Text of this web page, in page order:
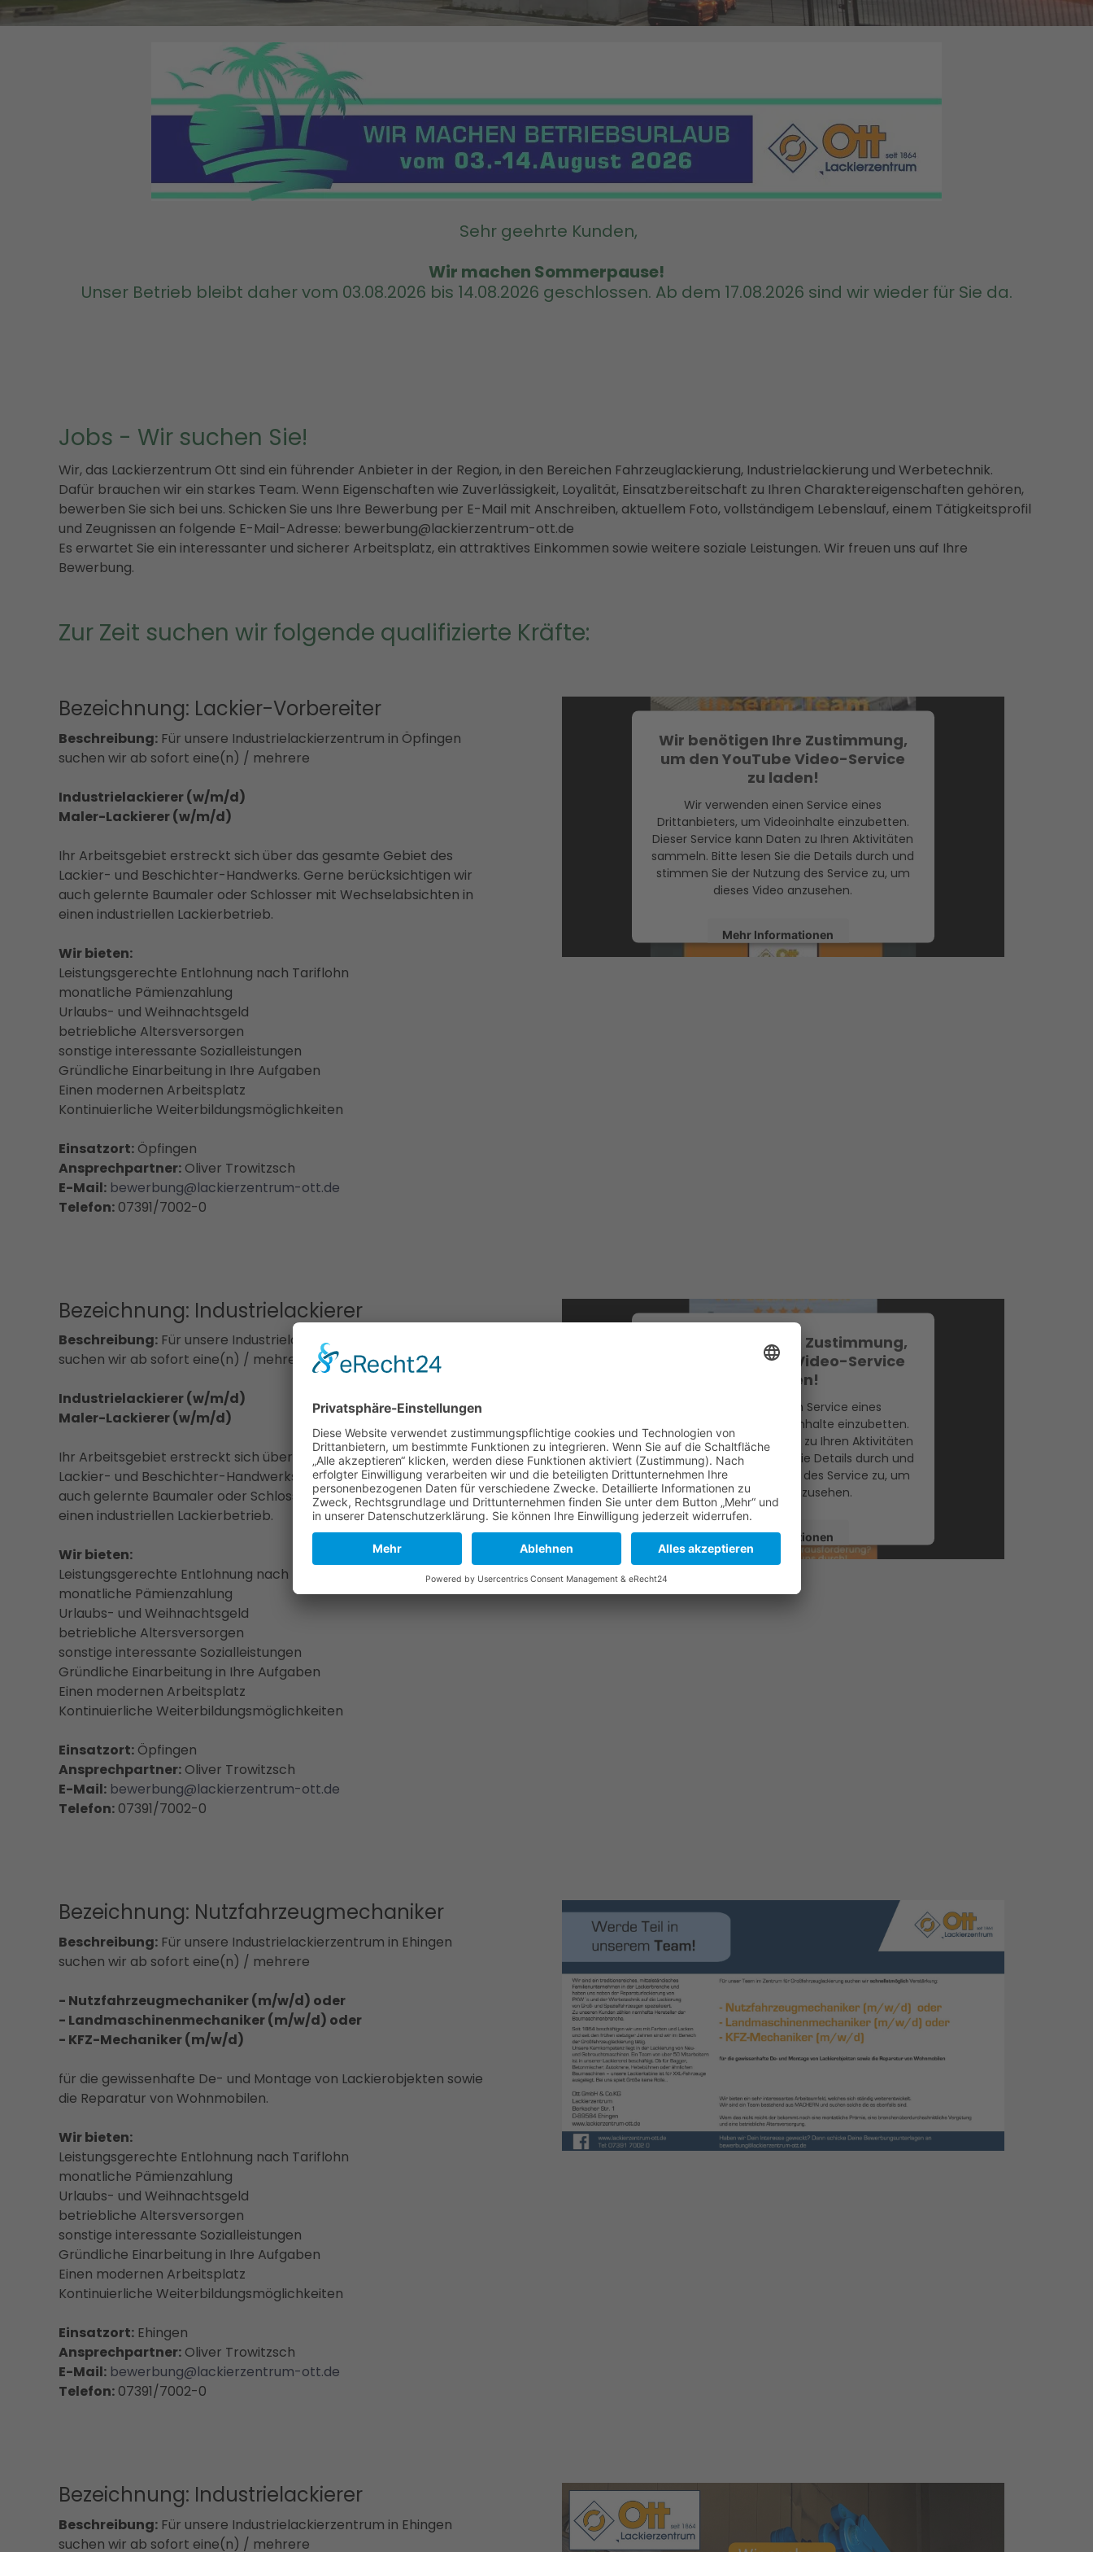
Sehr geehrte Kunden,
Wir machen Sommerpause!
Unser Betrieb bleibt daher vom 03.08.2026 bis 14.08.2026 geschlossen. Ab dem 17.08.2026 sind wir wieder für Sie da.
Jobs - Wir suchen Sie!
Wir, das Lackierzentrum Ott sind ein führender Anbieter in der Region, in den Bereichen Fahrzeuglackierung, Industrielackierung und Werbetechnik.
Dafür brauchen wir ein starkes Team. Wenn Eigenschaften wie Zuverlässigkeit, Loyalität, Einsatzbereitschaft zu Ihren Charaktereigenschaften gehören,
bewerben Sie sich bei uns. Schicken Sie uns Ihre Bewerbung per E-Mail mit Anschreiben, aktuellem Foto, vollständigem Lebenslauf, einem Tätigkeitsprofil
und Zeugnissen an folgende E-Mail-Adresse: bewerbung@lackierzentrum-ott.de
Es erwartet Sie ein interessanter und sicherer Arbeitsplatz, ein attraktives Einkommen sowie weitere soziale Leistungen. Wir freuen uns auf Ihre
Bewerbung.
Zur Zeit suchen wir folgende qualifizierte Kräfte:
Bezeichnung: Lackier-Vorbereiter
Beschreibung: Für unsere Industrielackierzentrum in Öpfingen
suchen wir ab sofort eine(n) / mehrere
Industrielackierer (w/m/d)
Maler-Lackierer (w/m/d)
Ihr Arbeitsgebiet erstreckt sich über das gesamte Gebiet des
Lackier- und Beschichter-Handwerks. Gerne berücksichtigen wir
auch gelernte Baumaler oder Schlosser mit Wechselabsichten in
einen industriellen Lackierbetrieb.
Wir bieten:
Leistungsgerechte Entlohnung nach Tariflohn
monatliche Pämienzahlung
Urlaubs- und Weihnachtsgeld
betriebliche Altersversorgen
sonstige interessante Sozialleistungen
Gründliche Einarbeitung in Ihre Aufgaben
Einen modernen Arbeitsplatz
Kontinuierliche Weiterbildungsmöglichkeiten
Einsatzort: Öpfingen
Ansprechpartner: Oliver Trowitzsch
E-Mail: bewerbung@lackierzentrum-ott.de
Telefon: 07391/7002-0
Wir benötigen Ihre Zustimmung,
um den YouTube Video-Service
zu laden!
Wir verwenden einen Service eines
Drittanbieters, um Videoinhalte einzubetten.
Dieser Service kann Daten zu Ihren Aktivitäten
sammeln. Bitte lesen Sie die Details durch und
stimmen Sie der Nutzung des Service zu, um
dieses Video anzusehen.
Mehr Informationen
Bezeichnung: Industrielackierer
Beschreibung: Für unsere Industrielackierzentrum in Ehingen
suchen wir ab sofort eine(n) / mehrere
Industrielackierer (w/m/d)
Maler-Lackierer (w/m/d)
Ihr Arbeitsgebiet erstreckt sich über das gesamte Gebiet des
Lackier- und Beschichter-Handwerks. Gerne berücksichtigen wir
auch gelernte Baumaler oder Schlosser mit Wechselabsichten in
einen industriellen Lackierbetrieb.
Wir bieten:
Leistungsgerechte Entlohnung nach Tariflohn
monatliche Pämienzahlung
Urlaubs- und Weihnachtsgeld
betriebliche Altersversorgen
sonstige interessante Sozialleistungen
Gründliche Einarbeitung in Ihre Aufgaben
Einen modernen Arbeitsplatz
Kontinuierliche Weiterbildungsmöglichkeiten
Einsatzort: Öpfingen
Ansprechpartner: Oliver Trowitzsch
E-Mail: bewerbung@lackierzentrum-ott.de
Telefon: 07391/7002-0
Wir benötigen Ihre Zustimmung,
um den YouTube Video-Service
zu laden!
Wir verwenden einen Service eines
Drittanbieters, um Videoinhalte einzubetten.
Dieser Service kann Daten zu Ihren Aktivitäten
sammeln. Bitte lesen Sie die Details durch und
stimmen Sie der Nutzung des Service zu, um
dieses Video anzusehen.
Mehr Informationen
Bezeichnung: Nutzfahrzeugmechaniker
Beschreibung: Für unsere Industrielackierzentrum in Ehingen
suchen wir ab sofort eine(n) / mehrere
- Nutzfahrzeugmechaniker (m/w/d) oder
- Landmaschinenmechaniker (m/w/d) oder
- KFZ-Mechaniker (m/w/d)
für die gewissenhafte De- und Montage von Lackierobjekten sowie
die Reparatur von Wohnmobilen.
Wir bieten:
Leistungsgerechte Entlohnung nach Tariflohn
monatliche Pämienzahlung
Urlaubs- und Weihnachtsgeld
betriebliche Altersversorgen
sonstige interessante Sozialleistungen
Gründliche Einarbeitung in Ihre Aufgaben
Einen modernen Arbeitsplatz
Kontinuierliche Weiterbildungsmöglichkeiten
Einsatzort: Ehingen
Ansprechpartner: Oliver Trowitzsch
E-Mail: bewerbung@lackierzentrum-ott.de
Telefon: 07391/7002-0
Bezeichnung: Industrielackierer
Beschreibung: Für unsere Industrielackierzentrum in Ehingen
suchen wir ab sofort eine(n) / mehrere